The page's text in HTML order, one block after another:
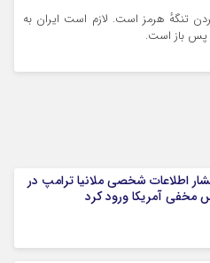
تنگهٔ هرمز است. لازم است ایران به
پس باز است.
اطلاعات شخصی ملانیا ترامپ در
آمریکا ورود کرد